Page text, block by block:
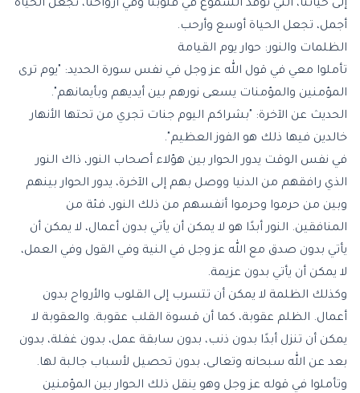
إلى حياتنا، التي توقد الشموع في قلوبنا وفي أرواحنا، تجعل الحياة
أجمل، تجعل الحياة أوسع وأرحب.
الظلمات والنور: حوار يوم القيامة
تأملوا معي في قول الله عز وجل في نفس سورة الحديد: "يوم ترى
المؤمنين والمؤمنات يسعى نورهم بين أيديهم وبأيمانهم".
الحديث عن الآخرة: "بشراكم اليوم جنات تجري من تحتها الأنهار
خالدين فيها ذلك هو الفوز العظيم".
في نفس الوقت يدور الحوار بين هؤلاء أصحاب النور، ذاك النور
الذي رافقهم من الدنيا ووصل بهم إلى الآخرة، يدور الحوار بينهم
وبين من حرموا وحرموا أنفسهم من ذلك النور، فئة من
المنافقين. النور أبدًا هو لا يمكن أن يأتي بدون أعمال، لا يمكن أن
يأتي بدون صدق مع الله عز وجل في النية وفي القول وفي العمل،
لا يمكن أن يأتي بدون عزيمة.
وكذلك الظلمة لا يمكن أن تتسرب إلى القلوب والأرواح بدون
أعمال. الظلم عقوبة، كما أن قسوة القلب عقوبة. والعقوبة لا
يمكن أن تنزل أبدًا بدون ذنب، بدون سابقة عمل، بدون غفلة، بدون
بعد عن الله سبحانه وتعالى، بدون تحصيل لأسباب جالبة لها.
وتأملوا في قوله عز وجل وهو ينقل ذلك الحوار بين المؤمنين